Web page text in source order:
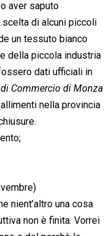
aver saputo
scelta di alcuni piccoli
un tessuto bianco
della piccola industria
dati ufficiali in
di Commercio di Monza
nella provincia
nient’altro una cosa
non è finita. Vorrei